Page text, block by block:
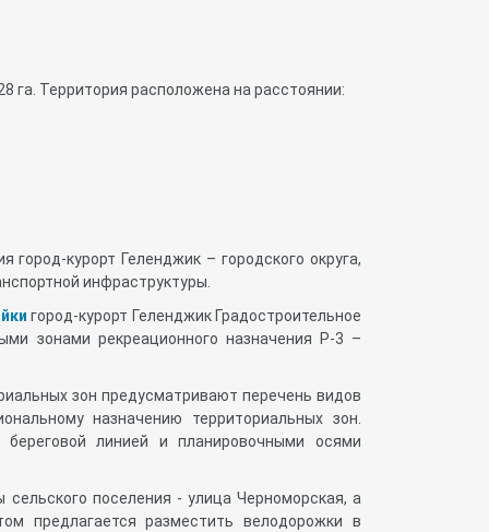
га. Территория расположена на расстоянии:
город-курорт Геленджик – городского округа,
инфраструктуры.
город-курорт Геленджик Градостроительное
зонами рекреационного назначения Р-3 –
зон предусматривают перечень видов
назначению территориальных зон.
береговой линией и планировочными осями
поселения - улица Черноморская, а
предлагается разместить велодорожки в